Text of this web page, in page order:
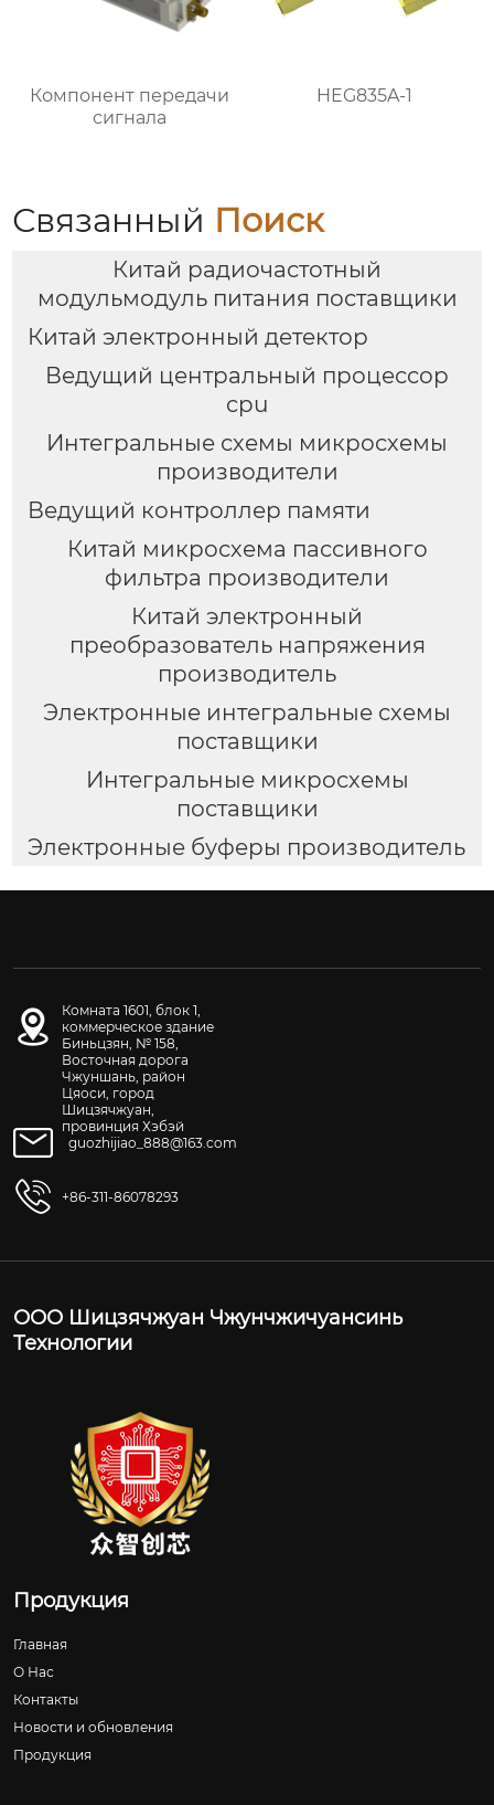
Компонент передачи
сигнала
HEG835A-1
Связанный Поиск
Китай радиочастотный
модульмодуль питания поставщики
Китай электронный детектор
Ведущий центральный процессор
cpu
Интегральные схемы микросхемы
производители
Ведущий контроллер памяти
Китай микросхема пассивного
фильтра производители
Китай электронный
преобразователь напряжения
производитель
Электронные интегральные схемы
поставщики
Интегральные микросхемы
поставщики
Электронные буферы производитель
Комната 1601, блок 1,
коммерческое здание
Биньцзян, № 158,
Восточная дорога
Чжуншань, район
Цяоси, город
Шицзячжуан,
провинция Хэбэй
guozhijiao_888@163.com
+86-311-86078293
ООО Шицзячжуан Чжунчжичуансинь
Технологии
Продукция
Главная
О Нас
Контакты
Новости и обновления
Продукция